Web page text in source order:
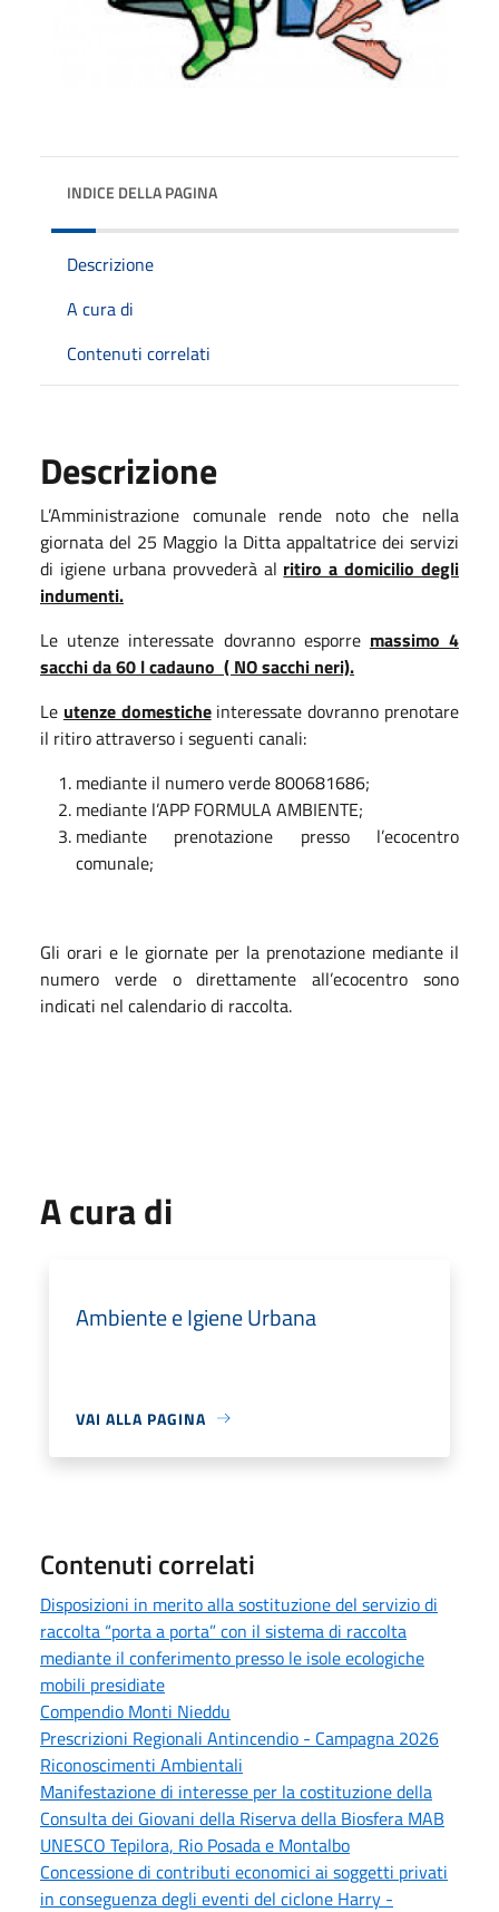
INDICE DELLA PAGINA
Descrizione
A cura di
Contenuti correlati
Descrizione
L’Amministrazione comunale rende noto che nella
giornata del 25 Maggio la Ditta appaltatrice dei servizi
di igiene urbana provvederà al ritiro a domicilio degli
indumenti.
Le utenze interessate dovranno esporre massimo 4
sacchi da 60 l cadauno ( NO sacchi neri).
Le utenze domesticheinteressate dovranno prenotare
il ritiro attraverso i seguenti canali:
mediante il numero verde 800681686;
mediante l’APP FORMULA AMBIENTE;
mediante prenotazione presso l’ecocentro
comunale;
Gli orari e le giornate per la prenotazione mediante il
numero verde o direttamente all’ecocentro sono
indicati nel calendario di raccolta.
A cura di
Ambiente e Igiene Urbana
VAI ALLA PAGINA
Contenuti correlati
Disposizioni in merito alla sostituzione del servizio di
raccolta “porta a porta” con il sistema di raccolta
mediante il conferimento presso le isole ecologiche
mobili presidiate
Compendio Monti Nieddu
Prescrizioni Regionali Antincendio - Campagna 2026
Riconoscimenti Ambientali
Manifestazione di interesse per la costituzione della
Consulta dei Giovani della Riserva della Biosfera MAB
UNESCO Tepilora, Rio Posada e Montalbo
Concessione di contributi economici ai soggetti privati
in conseguenza degli eventi del ciclone Harry -